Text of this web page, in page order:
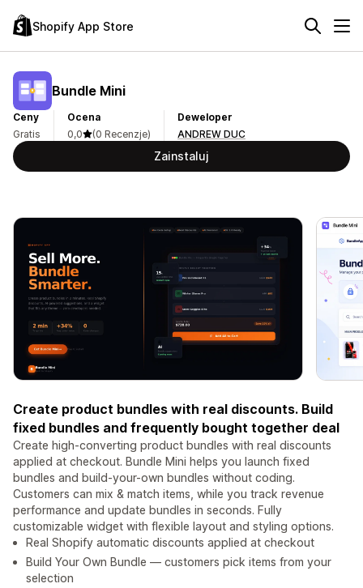
Shopify App Store
Bundle Mini
Ceny
Gratis
Ocena
0,0
(0 Recenzje)
Deweloper
ANDREW DUC
Zainstaluj
Create product bundles with real discounts. Build
fixed bundles and frequently bought together deal
Create high-converting product bundles with real discounts
applied at checkout. Bundle Mini helps you launch fixed
bundles and build-your-own bundles without coding.
Customers can mix & match items, while you track revenue
performance and update bundles in seconds. Fully
customizable widget with flexible layout and styling options.
Real Shopify automatic discounts applied at checkout
Build Your Own Bundle — customers pick items from your
selection